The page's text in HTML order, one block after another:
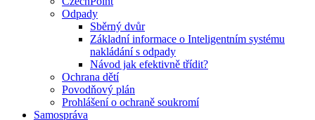
Odpady
Sběrný dvůr
Základní informace o Inteligentním systému
nakládání s odpady
Návod jak efektivně třídit?
Ochrana dětí
Povodňový plán
Prohlášení o ochraně soukromí
Samospráva